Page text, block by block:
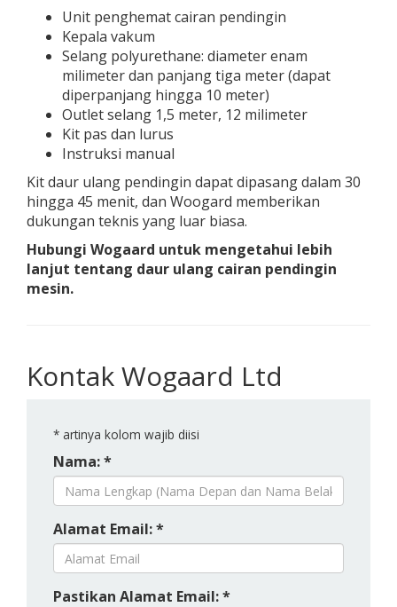
Unit penghemat cairan pendingin
Kepala vakum
Selang polyurethane: diameter enam
milimeter dan panjang tiga meter (dapat
diperpanjang hingga 10 meter)
Outlet selang 1,5 meter, 12 milimeter
Kit pas dan lurus
Instruksi manual
Kit daur ulang pendingin dapat dipasang dalam 30
hingga 45 menit, dan Woogard memberikan
dukungan teknis yang luar biasa.
Hubungi Wogaard untuk mengetahui lebih
lanjut tentang daur ulang cairan pendingin
mesin.
Kontak Wogaard Ltd
* artinya kolom wajib diisi
Nama: *
Alamat Email: *
Pastikan Alamat Email: *